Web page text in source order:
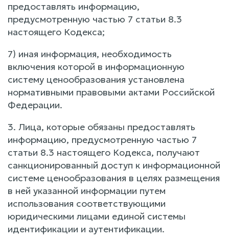
предоставлять информацию,
предусмотренную частью 7 статьи 8.3
настоящего Кодекса;
7) иная информация, необходимость
включения которой в информационную
систему ценообразования установлена
нормативными правовыми актами Российской
Федерации.
3. Лица, которые обязаны предоставлять
информацию, предусмотренную частью 7
статьи 8.3 настоящего Кодекса, получают
санкционированный доступ к информационной
системе ценообразования в целях размещения
в ней указанной информации путем
использования соответствующими
юридическими лицами единой системы
идентификации и аутентификации.